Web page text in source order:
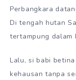
Perbangkara
Di tengah hutan
tertampung dalam
Lalu, si babi
kehausan tanpa